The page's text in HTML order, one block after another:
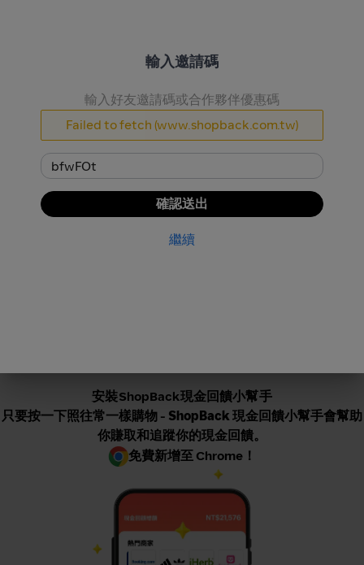
從購物到新任務獎勵金，我們想讓你賺到更多現金回饋。
如何運作
像平常一樣購物、預訂旅行和玩遊戲
123
安裝ShopBack現金回饋小幫手
只要按一下照往常一樣購物 - ShopBack 現金回饋小幫手會幫助
你賺取和追蹤你的現金回饋。
免費新增至 Chrome！
輸入邀請碼
輸入好友邀請碼或合作夥伴優惠碼
Failed to fetch (www.shopback.com.tw)
確認送出
繼續